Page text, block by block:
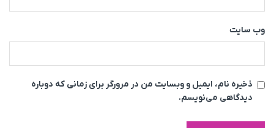
وب‌ سایت
ذخیره نام، ایمیل و وبسایت من در مرورگر برای زمانی که دوباره
دیدگاهی می‌نویسم.